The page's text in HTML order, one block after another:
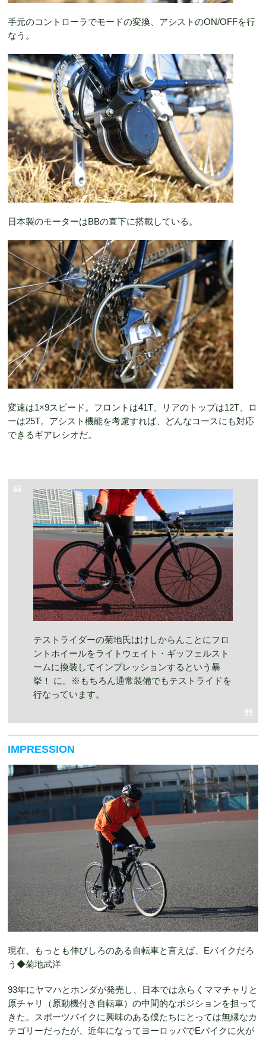
手元のコントローラでモードの変換、アシストのON/OFFを行
なう。
日本製のモーターはBBの直下に搭載している。
変速は1×9スピード。フロントは41T、リアのトップは12T、ロ
ーは25T。アシスト機能を考慮すれば、どんなコースにも対応
できるギアレシオだ。
テストライダーの菊地氏はけしからんことにフロ
ントホイールをライトウェイト・ギッフェルスト
ームに換装してインプレッションするという暴
挙！ に。※もちろん通常装備でもテストライドを
行なっています。
IMPRESSION
現在、もっとも伸びしろのある自転車と言えば、Eバイクだろ
う◆菊地武洋
93年にヤマハとホンダが発売し、日本では永らくママチャリと
原チャリ（原動機付き自転車）の中間的なポジションを担って
きた。スポーツバイクに興味のある僕たちにとっては無縁なカ
テゴリーだったが、近年になってヨーロッパでEバイクに火が